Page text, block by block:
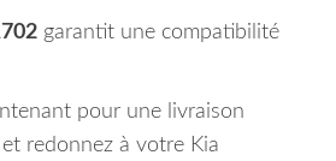
garantit une compatibilité
pour une livraison
redonnez à votre Kia